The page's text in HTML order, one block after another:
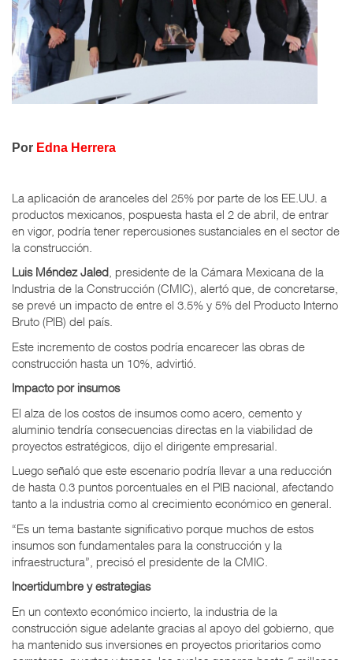
Por Edna Herrera
La aplicación de aranceles del 25% por parte de los EE.UU. a
productos mexicanos, pospuesta hasta el 2 de abril, de entrar
en vigor, podría tener repercusiones sustanciales en el sector de
la construcción.
Luis Méndez Jaled , presidente de la Cámara Mexicana de la
Industria de la Construcción (CMIC), alertó que, de concretarse,
se prevé un impacto de entre el 3.5% y 5% del Producto Interno
Bruto (PIB) del país.
Este incremento de costos podría encarecer las obras de
construcción hasta un 10%, advirtió.
Impacto por insumos
El alza de los costos de insumos como acero, cemento y
aluminio tendría consecuencias directas en la viabilidad de
proyectos estratégicos, dijo el dirigente empresarial.
Luego señaló que este escenario podría llevar a una reducción
de hasta 0.3 puntos porcentuales en el PIB nacional, afectando
tanto a la industria como al crecimiento económico en general.
“Es un tema bastante significativo porque muchos de estos
insumos son fundamentales para la construcción y la
infraestructura”, precisó el presidente de la CMIC.
Incertidumbre y estrategias
En un contexto económico incierto, la industria de la
construcción sigue adelante gracias al apoyo del gobierno, que
ha mantenido sus inversiones en proyectos prioritarios como